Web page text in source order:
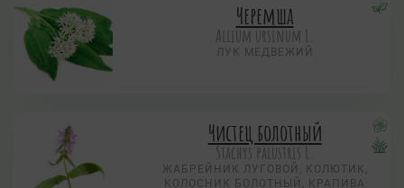
Черемша
Allium ursinum L.
ЛУК МЕДВЕЖИЙ
Чистец болотный
Stachys palustris L.
ЖАБРЕЙНИК ЛУГОВОЙ, КОЛЮТИК,
КОЛОСНИК БОЛОТНЫЙ, КРАПИВА